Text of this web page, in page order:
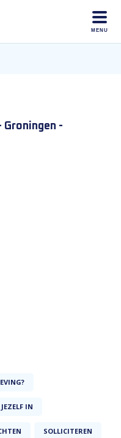
MENU
-
IN
SOLLICITEREN